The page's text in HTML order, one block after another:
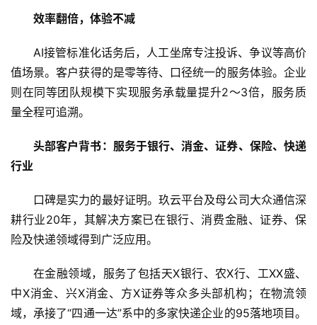
效率翻倍，体验不减
AI接管标准化话务后，人工坐席专注投诉、争议等高价
值场景。客户获得的是零等待、口径统一的服务体验。企业
则在同等团队规模下实现服务承载量提升2～3倍，服务质
量全程可追溯。
头部客户背书：服务于银行、消金、证券、保险、快递
行业
口碑是实力的最好证明。玖云平台及母公司大众通信深
耕行业20年，其解决方案已在银行、消费金融、证券、保
险及快递领域得到广泛应用。
在金融领域，服务了包括天X银行、农X行、工XX盛、
中X消金、兴X消金、方X证券等众多头部机构；在物流领
域，承接了“四通一达”系中的多家快递企业的95落地项目。